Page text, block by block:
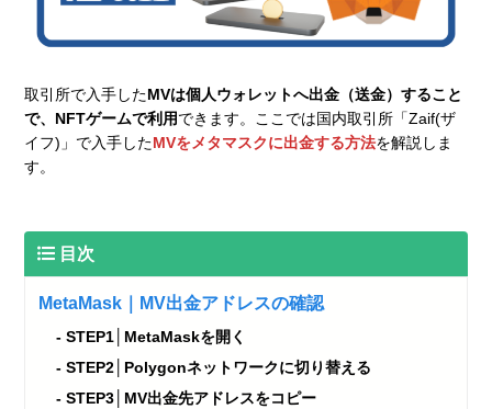
取引所で入手したMVは個人ウォレットへ出金（送金）すること
で、NFTゲームで利用できます。ここでは国内取引所「Zaif(ザ
イフ)」で入手したMVをメタマスクに出金する方法を解説しま
す。
目次
MetaMask｜MV出金アドレスの確認
STEP1│MetaMaskを開く
STEP2│Polygonネットワークに切り替える
STEP3│MV出金先アドレスをコピー